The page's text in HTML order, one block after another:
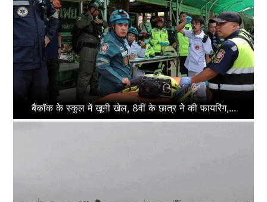
बैंकॉक के स्कूल में खूनी खेल, 8वीं के छात्र ने की फायरिंग,...